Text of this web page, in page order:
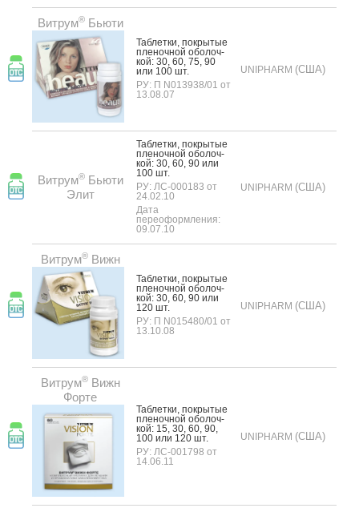
Витрум®Бьюти
Таб­летки, пок­ры­тые
пле­ноч­ной обо­лоч­
кой: 30, 60, 75, 90
или 100 шт.
РУ: П N013938/01 от
13.08.07
UNIPHARM (США)
Витрум®Бьюти
Элит
Таб­летки, пок­ры­тые
пле­ноч­ной обо­лоч­
кой: 30, 60, 90 или
100 шт.
РУ: ЛС-000183 от
24.02.10
Дата
переоформления:
09.07.10
UNIPHARM (США)
Витрум®Вижн
Таб­летки, пок­ры­тые
пле­ноч­ной обо­лоч­
кой: 30, 60, 90 или
120 шт.
РУ: П N015480/01 от
13.10.08
UNIPHARM (США)
Витрум®Вижн
Форте
Таб­летки, пок­ры­тые
пле­ноч­ной обо­лоч­
кой: 15, 30, 60, 90,
100 или 120 шт.
РУ: ЛС-001798 от
14.06.11
UNIPHARM (США)